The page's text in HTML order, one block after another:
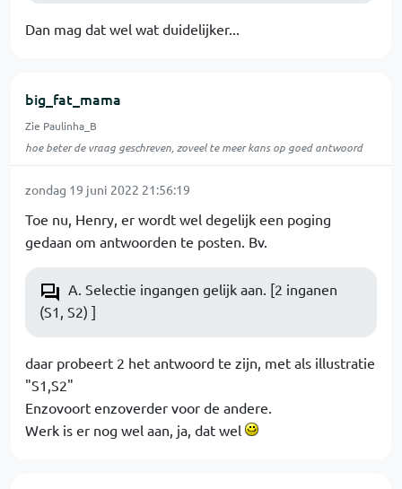
Dan mag dat wel wat duidelijker...
big_fat_mama
Zie Paulinha_B
hoe beter de vraag geschreven, zoveel te meer kans op goed antwoord
zondag 19 juni 2022 21:56:19
Toe nu, Henry, er wordt wel degelijk een poging
gedaan om antwoorden te posten. Bv.
A. Selectie ingangen gelijk aan. [2 inganen
(S1, S2) ]
daar probeert 2 het antwoord te zijn, met als illustratie
"S1,S2"
Enzovoort enzoverder voor de andere.
Werk is er nog wel aan, ja, dat wel